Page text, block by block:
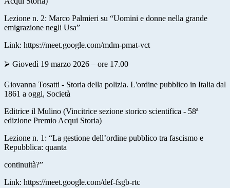
Lezione n. 2: Marco Palmieri su “Uomini e donne nella grande
emigrazione negli Usa”
Link: https://meet.google.com/mdm-pmat-vct
⮚ Giovedì 19 marzo 2026 – ore 17.00
Giovanna Tosatti - Storia della polizia. L'ordine pubblico in Italia dal
1861 a oggi, Società
Editrice il Mulino (Vincitrice sezione storico scientifica - 58ª
edizione Premio Acqui Storia)
Lezione n. 1: “La gestione dell’ordine pubblico tra fascismo e
Repubblica: quanta
continuità?”
Link: https://meet.google.com/def-fsgb-rtc